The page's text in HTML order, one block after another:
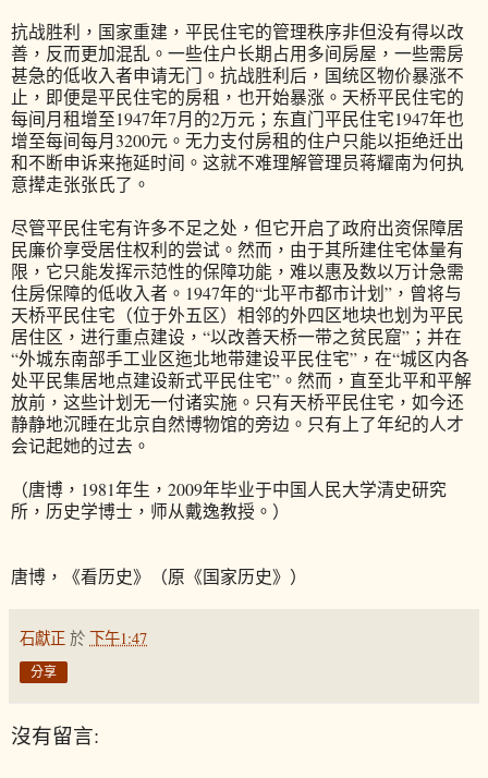
抗战胜利，国家重建，平民住宅的管理秩序非但没有得以改
善，反而更加混乱。一些住户长期占用多间房屋，一些需房
甚急的低收入者申请无门。抗战胜利后，国统区物价暴涨不
止，即便是平民住宅的房租，也开始暴涨。天桥平民住宅的
每间月租增至1947年7月的2万元；东直门平民住宅1947年也
增至每间每月3200元。无力支付房租的住户只能以拒绝迁出
和不断申诉来拖延时间。这就不难理解管理员蒋耀南为何执
意撵走张张氏了。
尽管平民住宅有许多不足之处，但它开启了政府出资保障居
民廉价享受居住权利的尝试。然而，由于其所建住宅体量有
限，它只能发挥示范性的保障功能，难以惠及数以万计急需
住房保障的低收入者。1947年的“北平市都市计划”，曾将与
天桥平民住宅（位于外五区）相邻的外四区地块也划为平民
居住区，进行重点建设，“以改善天桥一带之贫民窟”；并在
“外城东南部手工业区迤北地带建设平民住宅”，在“城区内各
处平民集居地点建设新式平民住宅”。然而，直至北平和平解
放前，这些计划无一付诸实施。只有天桥平民住宅，如今还
静静地沉睡在北京自然博物馆的旁边。只有上了年纪的人才
会记起她的过去。
（唐博，1981年生，2009年毕业于中国人民大学清史研究
所，历史学博士，师从戴逸教授。）
唐博，《看历史》（原《国家历史》）
石獻正 於 下午1:47
分享
沒有留言: